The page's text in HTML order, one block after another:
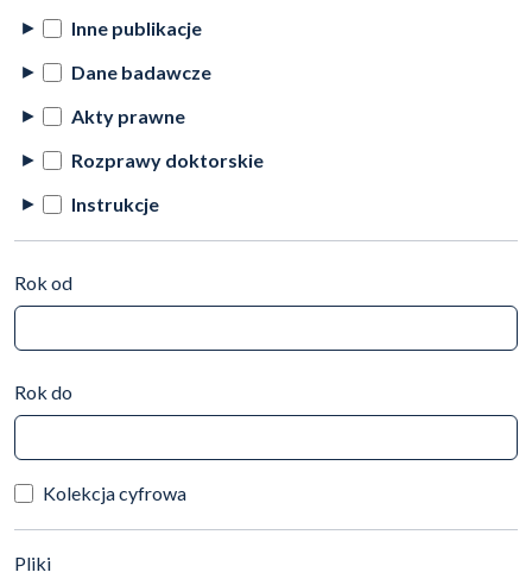
Inne publikacje
Dane badawcze
Akty prawne
Rozprawy doktorskie
Instrukcje
Rok od
Rok do
Kolekcja cyfrowa
Pliki(automatyczne przeładowanie treści)